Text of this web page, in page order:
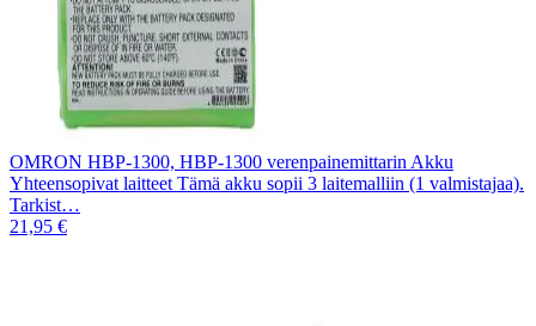
OMRON HBP-1300, HBP-1300 verenpainemittarin Akku
Yhteensopivat laitteet Tämä akku sopii 3 laitemalliin (1 valmistajaa).
Tarkist…
21,95 €